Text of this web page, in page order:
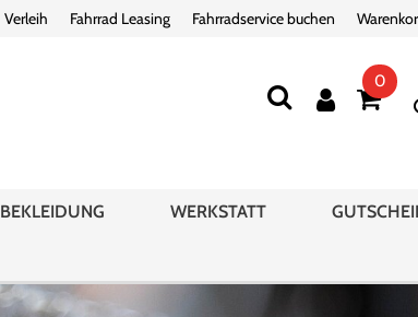
Verleih Fahrrad Leasing Fahrradservice buchen
0
BEKLEIDUNG WERKSTATT